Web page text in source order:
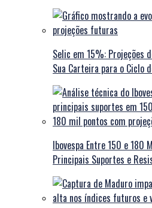
Selic em 15%: Projeções
Sua Carteira para o Ciclo
Ibovespa Entre 150 e 180
Principais Suportes e